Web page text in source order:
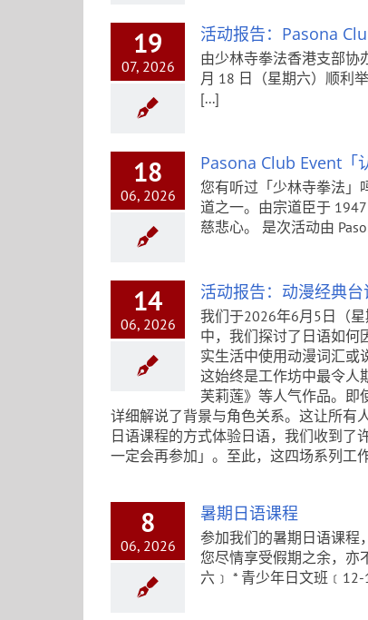
19
07, 2026
活动报告：Pasona
由少林寺拳法香港支部协
月 18 日（星期六）顺利
[...]
18
06, 2026
Pasona Club Event「
您有听过「少林寺拳法」
道之一。由宗道臣于
慈悲心。 是次活动由
14
06, 2026
活动报告：动漫经典
我们于2026年6月5日（
中，我们探讨了日语如何
实生活中使用动漫词汇或
这始终是工作坊中最令人
芙莉莲》等人气作品。即
详细解说了背景与角色关系。这让所有
日语课程的方式体验日语，我们收到
一定会再参加」。至此，这四场系列工
8
06, 2026
暑期日语课程
参加我们的暑期日语课程
您尽情享受假期之余，亦
六﹞ * 青少年日文班